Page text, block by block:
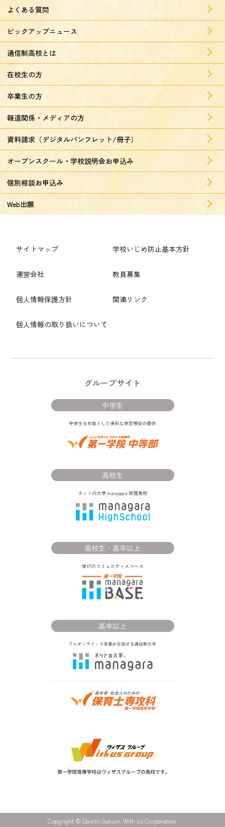
よくある質問
ピックアップニュース
通信制高校とは
在校生の方
卒業生の方
報道関係・メディアの方
資料請求（デジタルパンフレット/冊子）
オープンスクール・学校説明会お申込み
個別相談お申込み
Web出願
サイトマップ
運営会社
個人情報保護方針
個人情報の取り扱いについて
学校いじめ防止基本方針
教員募集
関連リンク
グループサイト
中学生
高校生
高校生・高卒以上
高卒以上
Copyright © Daiichi Gakuin. With us Corporation.